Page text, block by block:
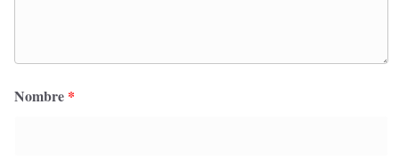
Nombre *